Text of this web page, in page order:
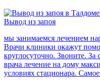
Вывод из запоя
мы занимаемся лечением
Врачи клиники окажут
круглосуточно. Звоните.
врача лечение на дому
условиях стационара.